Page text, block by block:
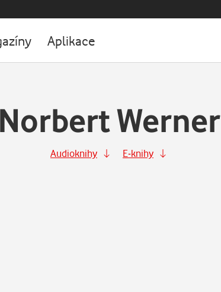
Aplikace
Norbert Werner
Audioknihy E-knihy